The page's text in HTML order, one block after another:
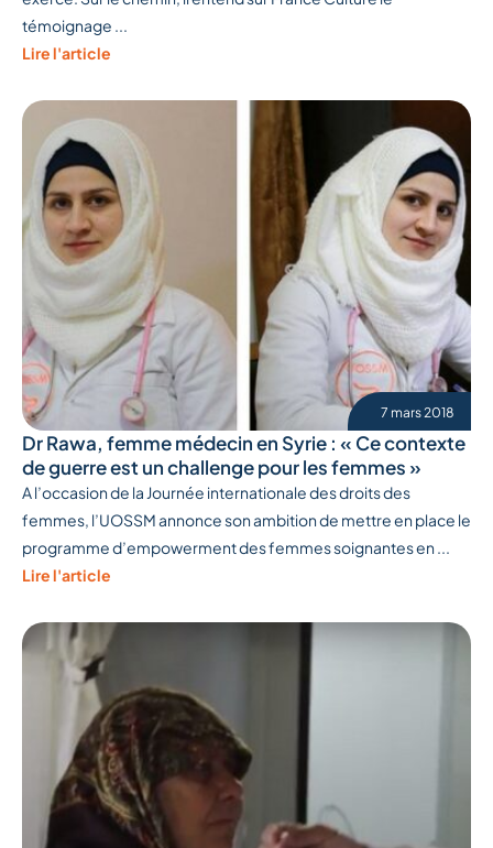
témoignage ...
Lire l'article
7 mars 2018
Dr Rawa, femme médecin en Syrie : « Ce contexte
de guerre est un challenge pour les femmes »
A l’occasion de la Journée internationale des droits des
femmes, l’UOSSM annonce son ambition de mettre en place le
programme d’empowerment des femmes soignantes en ...
Lire l'article